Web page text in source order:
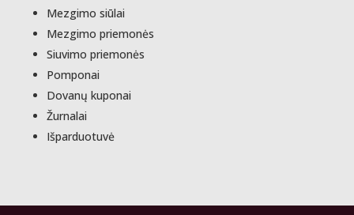
Mezgimo siūlai
Mezgimo priemonės
Siuvimo priemonės
Pomponai
Dovanų kuponai
Žurnalai
Išparduotuvė